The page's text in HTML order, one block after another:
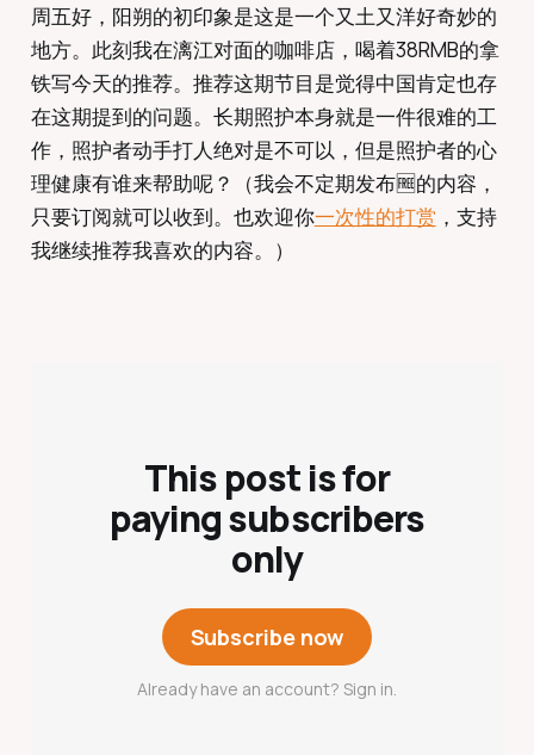
周五好，阳朔的初印象是这是一个又土又洋好奇妙的
地方。此刻我在漓江对面的咖啡店，喝着38RMB的拿
铁写今天的推荐。推荐这期节目是觉得中国肯定也存
在这期提到的问题。长期照护本身就是一件很难的工
作，照护者动手打人绝对是不可以，但是照护者的心
理健康有谁来帮助呢？（我会不定期发布🆓的内容，
只要订阅就可以收到。也欢迎你一次性的打赏 ，支持
我继续推荐我喜欢的内容。）
This post is for
paying subscribers
only
Subscribe now
Already have an account? Sign in.